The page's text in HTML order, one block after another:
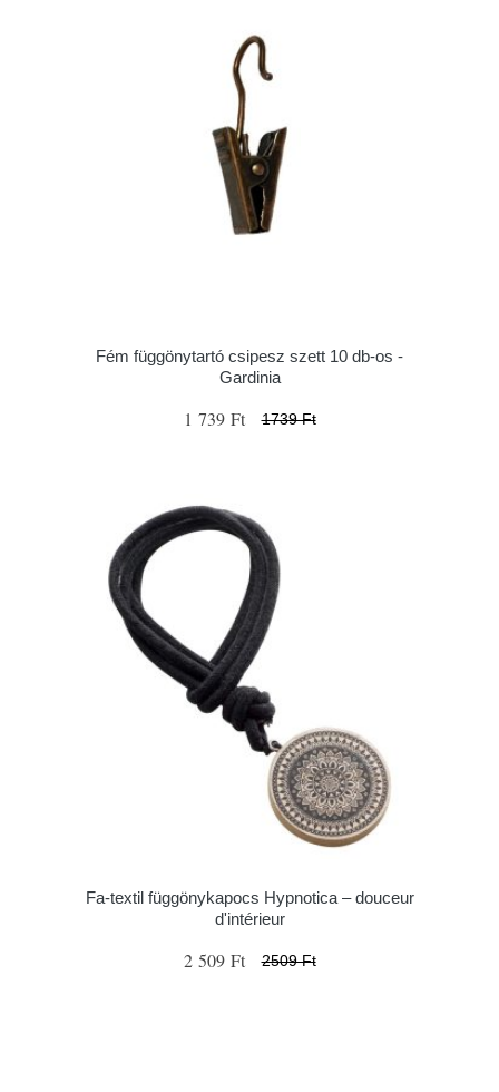
Fém függönytartó csipesz szett 10 db-os -
Gardinia
1 739 Ft 1739 Ft
Fa-textil függönykapocs Hypnotica – douceur
d'intérieur
2 509 Ft 2509 Ft